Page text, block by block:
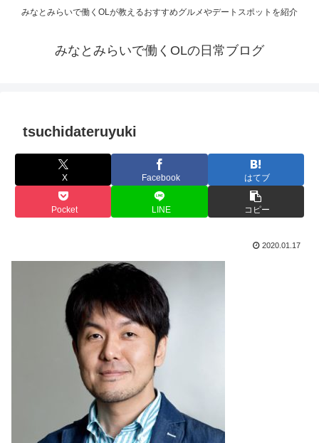
みなとみらいで働くOLが教えるおすすめグルメやデートスポットを紹介
みなとみらいで働くOLの日常ブログ
tsuchidateruyuki
X Facebook はてブ
Pocket LINE コピー
2020.01.17